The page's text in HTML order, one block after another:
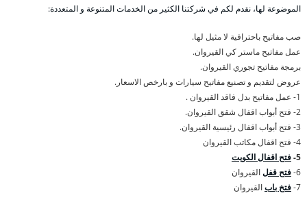
الموضوعة لها، نقدم لكم في شركتنا الكثير من الخدمات المتنوعة و المتعددة:
صب مفاتيح باحترافية لا مثيل لها.
عمل مفاتيح ماستر كي القيروان.
برمجة مفاتيح تجوري القيروان.
عروض لتقديم و تصنيع مفاتيح سيارات و بارخص الاسعار.
1- عمل مفاتيح بدل فاقد القيروان .
2- فتح أبواب اقفال شقق القيروان.
3- فتح أبواب اقفال رئيسية القيروان.
4- فتح اقفال مكاتب القيروان
5- فتح اقفال الكويت
6- فتح قفلالقيروان
7- فتخ بابالقيروان